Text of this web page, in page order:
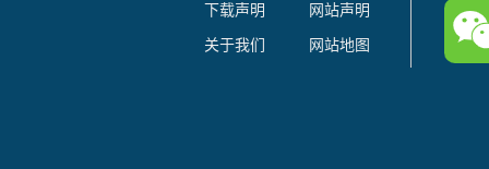
下载声明
网站声明
关于我们
网站地图